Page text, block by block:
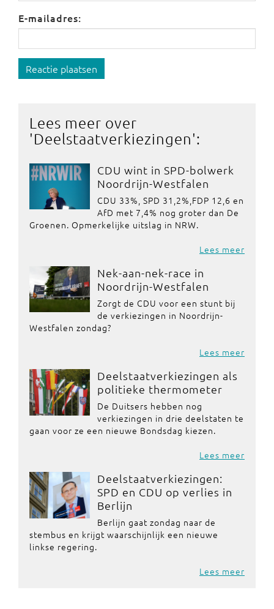
E-mailadres:
Reactie plaatsen
Lees meer over
'Deelstaatverkiezingen':
CDU wint in SPD-bolwerk
Noordrijn-Westfalen
CDU 33%, SPD 31,2%,FDP 12,6 en
AfD met 7,4% nog groter dan De
Groenen. Opmerkelijke uitslag in NRW.
Lees meer
Nek-aan-nek-race in
Noordrijn-Westfalen
Zorgt de CDU voor een stunt bij
de verkiezingen in Noordrijn-
Westfalen zondag?
Lees meer
Deelstaatverkiezingen als
politieke thermometer
De Duitsers hebben nog
verkiezingen in drie deelstaten te
gaan voor ze een nieuwe Bondsdag kiezen.
Lees meer
Deelstaatverkiezingen:
SPD en CDU op verlies in
Berlijn
Berlijn gaat zondag naar de
stembus en krijgt waarschijnlijk een nieuwe
linkse regering.
Lees meer